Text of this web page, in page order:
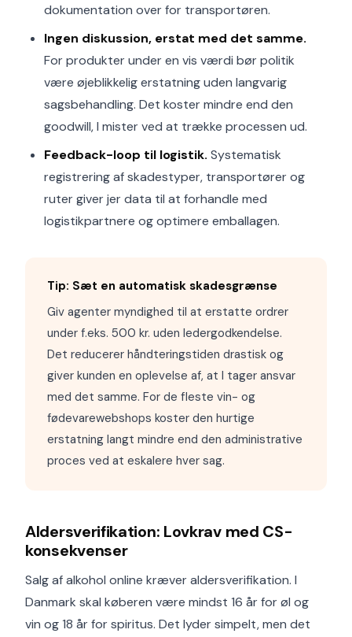
dokumentation over for transportøren.
Ingen diskussion, erstat med det samme.
For produkter under en vis værdi bør politik
være øjeblikkelig erstatning uden langvarig
sagsbehandling. Det koster mindre end den
goodwill, I mister ved at trække processen ud.
Feedback-loop til logistik. Systematisk
registrering af skadestyper, transportører og
ruter giver jer data til at forhandle med
logistikpartnere og optimere emballagen.
Tip: Sæt en automatisk skadesgrænse
Giv agenter myndighed til at erstatte ordrer
under f.eks. 500 kr. uden ledergodkendelse.
Det reducerer håndteringstiden drastisk og
giver kunden en oplevelse af, at I tager ansvar
med det samme. For de fleste vin- og
fødevarewebshops koster den hurtige
erstatning langt mindre end den administrative
proces ved at eskalere hver sag.
Aldersverifikation: Lovkrav med CS-
konsekvenser
Salg af alkohol online kræver aldersverifikation. I
Danmark skal køberen være mindst 16 år for øl og
vin og 18 år for spiritus. Det lyder simpelt, men det